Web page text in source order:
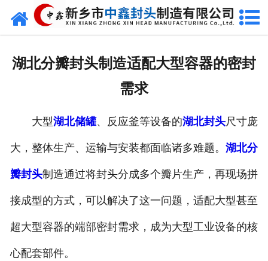
网站首页
生产现场
成功案例
视频中心
湖北分瓣封头制造适配大型容器的密封
需求
大型湖北储罐、反应釜等设备的湖北封头尺寸庞
大，整体生产、运输与安装都面临诸多难题。 湖北分
瓣封头制造通过将封头分成多个瓣片生产，再现场拼
接成型的方式，可以解决了这一问题，适配大型甚至
超大型容器的端部密封需求，成为大型工业设备的核
心配套部件。